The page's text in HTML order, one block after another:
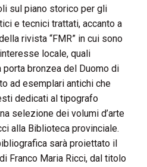
sul piano storico per gli
e tecnici trattati, accanto a
rivista “FMR” in cui sono
locale, quali
porta bronzea del Duomo di
ad esemplari antichi che
dedicati al tipografo
selezione dei volumi d’arte
alla Biblioteca provinciale.
sarà proiettato il
Franco Maria Ricci, dal titolo